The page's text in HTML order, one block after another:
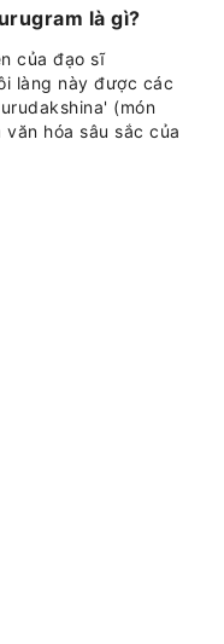
là gì?
của đạo sĩ
làng này được các
(món
hóa sâu sắc của